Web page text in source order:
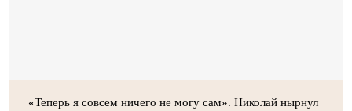
«Теперь я совсем ничего не могу сам». Николай нырнул